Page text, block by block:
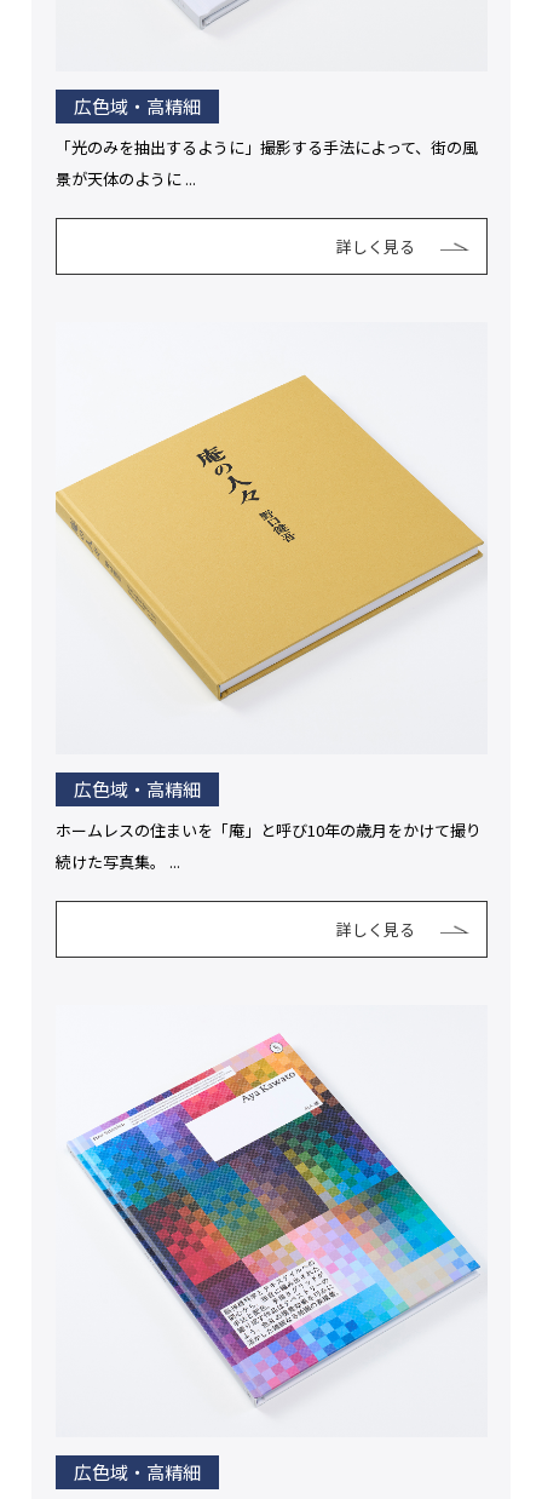
広色域・高精細
「光のみを抽出するように」撮影する手法によって、街の風
景が天体のように ...
詳しく見る
広色域・高精細
ホームレスの住まいを「庵」と呼び10年の歳月をかけて撮り
続けた写真集。 ...
詳しく見る
広色域・高精細